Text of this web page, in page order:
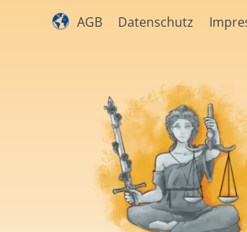
AGB Datenschutz